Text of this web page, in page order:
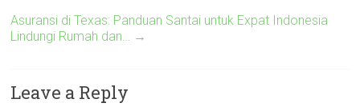
Asuransi di Texas: Panduan Santai untuk Expat Indonesia
Lindungi Rumah dan… →
Leave a Reply